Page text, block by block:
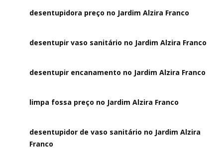
desentupidora preço no Jardim Alzira Franco
desentupir vaso sanitário no Jardim Alzira Franco
desentupir encanamento no Jardim Alzira Franco
limpa fossa preço no Jardim Alzira Franco
desentupidor de vaso sanitário no Jardim Alzira
Franco